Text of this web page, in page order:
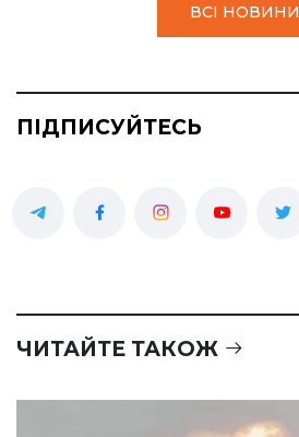
ВСІ НОВИНИ
ПІДПИСУЙТЕСЬ
ЧИТАЙТЕ ТАКОЖ